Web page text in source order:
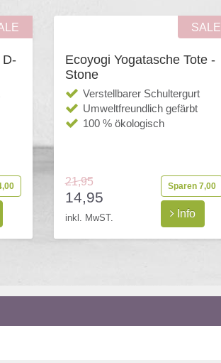
D-
SALE
Ecoyogi Yogatasche Tote -
Stone
Verstellbarer Schultergurt
Umweltfreundlich gefärbt
100 % ökologisch
21,95
14,95
inkl. MwST.
Sparen 7,00
Info